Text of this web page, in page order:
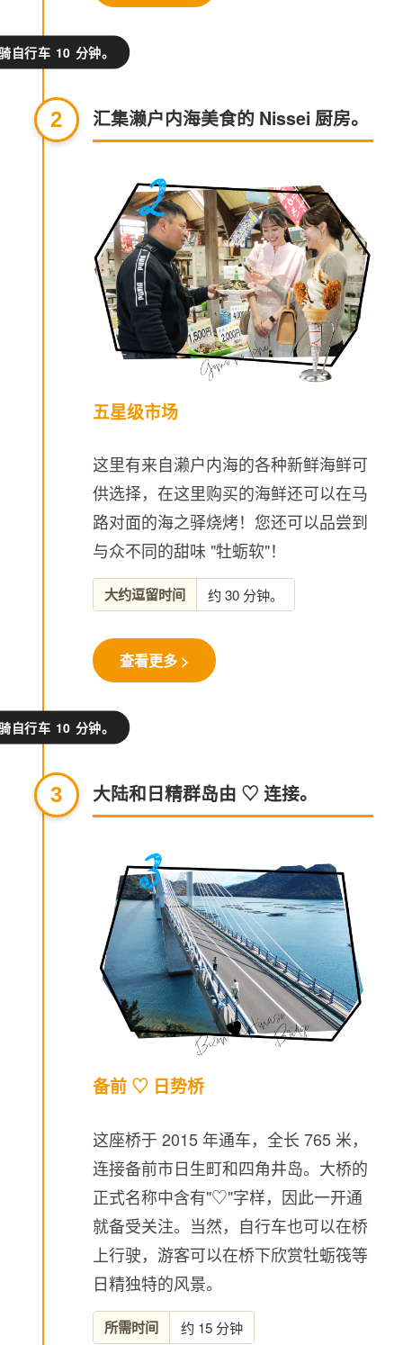
自行车 10 分钟。
2 汇集濑户内海美食的 Nissei 厨房。
五星级市场
这里有来自濑户内海的各种新鲜海鲜可
供选择，在这里购买的海鲜还可以在马
路对面的海之驿烧烤！您还可以品尝到
与众不同的甜味 "牡蛎软"！
大约逗留时间 约 30 分钟。
查看更多 >
自行车 10 分钟。
3 大陆和日精群岛由 ♡ 连接。
备前 ♡ 日势桥
这座桥于 2015 年通车，全长 765 米，
连接备前市日生町和四角井岛。大桥的
正式名称中含有"♡"字样，因此一开通
就备受关注。当然，自行车也可以在桥
上行驶，游客可以在桥下欣赏牡蛎筏等
日精独特的风景。
所需时间 约 15 分钟